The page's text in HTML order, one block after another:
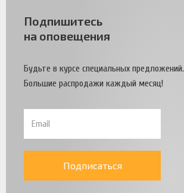
Подпишитесь
на оповещения
Будьте в курсе специальных предложений.
Большие распродажи каждый месяц!
Подписаться